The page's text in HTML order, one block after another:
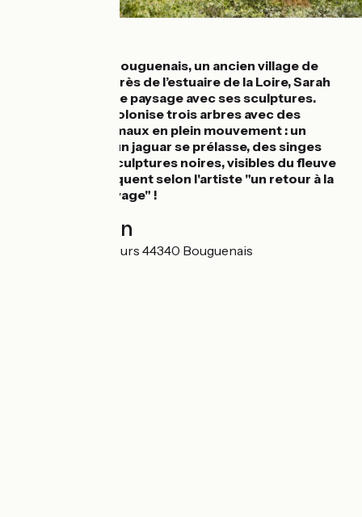
À Port Lavigne, Bouguenais, un ancien village de
pêcheurs situé près de l’estuaire de la Loire, Sarah
Sze transforme le paysage avec ses sculptures.
"The Settlers" colonise trois arbres avec des
sculptures d’animaux en plein mouvement : un
ourson grimpe, un jaguar se prélasse, des singes
s’amusent. Les sculptures noires, visibles du fleuve
et de la rive, évoquent selon l'artiste "un retour à la
nature et au sauvage" !
Localisation
90 Rue des Pêcheurs 44340 Bouguenais